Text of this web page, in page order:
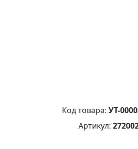
Код товара: УТ-
Артикул: